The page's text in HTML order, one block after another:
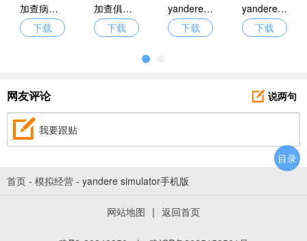
加查病娇模拟器
下载
加查俱乐部病娇模拟器
下载
yandere simulator手机版
下载
yandere simulator中文版
下载
网友评论 说两句
我要跟贴
首页 - 模拟经营 - yandere simulator手机版
网站地图 | 返回首页
目录